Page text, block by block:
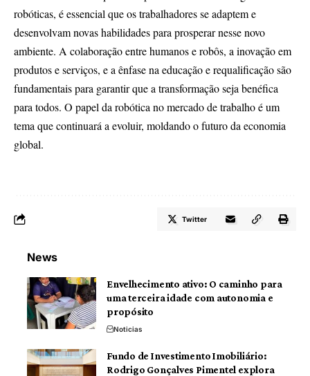
robóticas, é essencial que os trabalhadores se adaptem e
desenvolvam novas habilidades para prosperar nesse novo
ambiente. A colaboração entre humanos e robôs, a inovação em
produtos e serviços, e a ênfase na educação e requalificação são
fundamentais para garantir que a transformação seja benéfica
para todos. O papel da robótica no mercado de trabalho é um
tema que continuará a evoluir, moldando o futuro da economia
global.
Twitter
News
Envelhecimento ativo: O caminho para
uma terceira idade com autonomia e
propósito
Noticias
Fundo de Investimento Imobiliário:
Rodrigo Gonçalves Pimentel explora